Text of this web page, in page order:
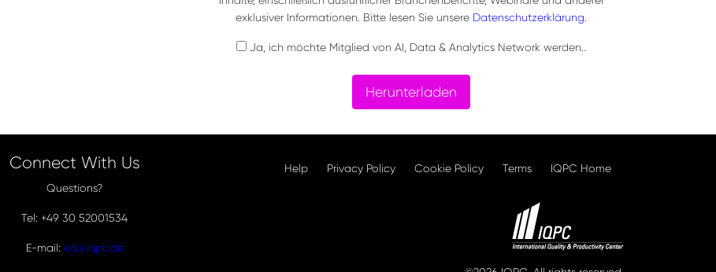
exklusiver Informationen. Bitte lesen Sie unsere Datenschutzerklärung.
Ja, ich möchte Mitglied von AI, Data & Analytics Network werden..
Herunterladen
Connect With Us
Questions?
Tel: +49 30 52001534
E-mail: eq@iqpc.de
Help Privacy Policy Cookie Policy Terms IQPC Home